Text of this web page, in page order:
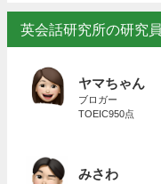
英会話研究所の研究員
ヤマちゃん
ブロガー
TOEIC950点
みさわ